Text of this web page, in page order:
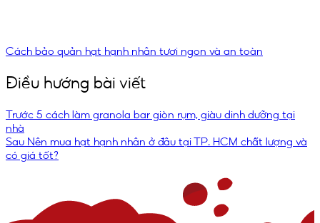
Cách bảo quản hạt hạnh nhân tươi ngon và an toàn
Điều hướng bài viết
Trước 5 cách làm granola bar giòn rụm, giàu dinh dưỡng tại
nhà
Sau Nên mua hạt hạnh nhân ở đâu tại TP. HCM chất lượng và
có giá tốt?